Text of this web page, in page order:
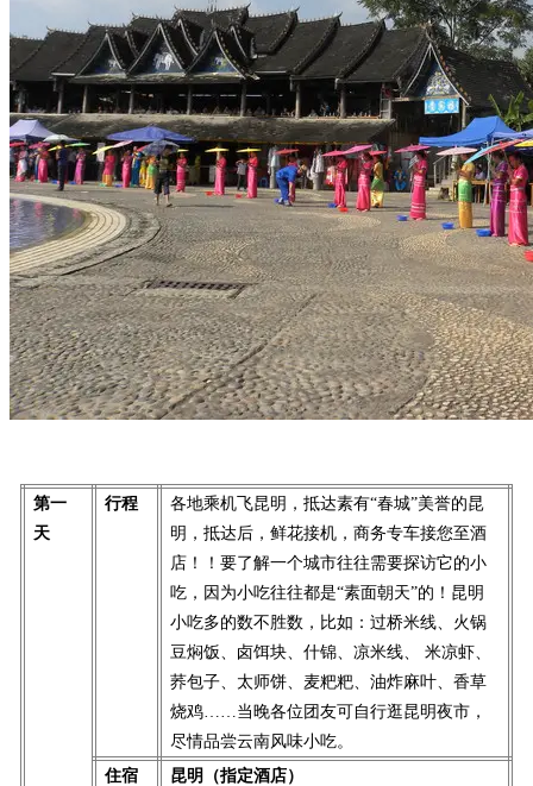
第一
天
行程
各地乘机飞昆明，抵达素有“春城”美誉的昆
明，抵达后，鲜花接机，商务专车接您至酒
店！！要了解一个城市往往需要探访它的小
吃，因为小吃往往都是“素面朝天”的！昆明
小吃多的数不胜数，比如：过桥米线、火锅
豆焖饭、卤饵块、什锦、凉米线、 米凉虾、
荞包子、太师饼、麦粑粑、油炸麻叶、香草
烧鸡……当晚各位团友可自行逛昆明夜市，
尽情品尝云南风味小吃。
住宿
昆明（指定酒店）